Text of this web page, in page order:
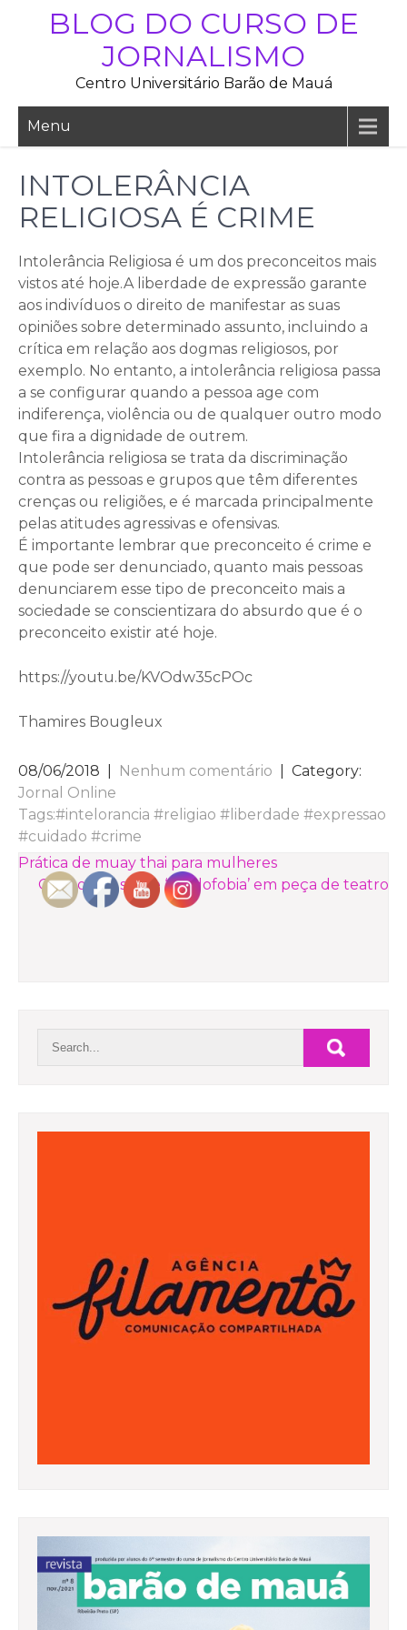
BLOG DO CURSO DE
JORNALISMO
Centro Universitário Barão de Mauá
Menu
INTOLERÂNCIA
RELIGIOSA É CRIME
Intolerância Religiosa é um dos preconceitos mais
vistos até hoje.A liberdade de expressão garante
aos indivíduos o direito de manifestar as suas
opiniões sobre determinado assunto, incluindo a
crítica em relação aos dogmas religiosos, por
exemplo. No entanto, a intolerância religiosa passa
a se configurar quando a pessoa age com
indiferença, violência ou de qualquer outro modo
que fira a dignidade de outrem.
Intolerância religiosa se trata da discriminação
contra as pessoas e grupos que têm diferentes
crenças ou religiões, e é marcada principalmente
pelas atitudes agressivas e ofensivas.
É importante lembrar que preconceito é crime e
que pode ser denunciado, quanto mais pessoas
denunciarem esse tipo de preconceito mais a
sociedade se conscientizara do absurdo que é o
preconceito existir até hoje.
https://youtu.be/KVOdw35cPOc
Thamires Bougleux
08/06/2018 Nenhum comentário
| Category:
Jornal Online
Tags:#intelorancia #religiao #liberdade #expressao
#cuidado #crime
NAVEGAÇÃO
DE
Prática de muay thai para mulheres
Grupo fala sobre ‘gordofobia’ em peça de teatro